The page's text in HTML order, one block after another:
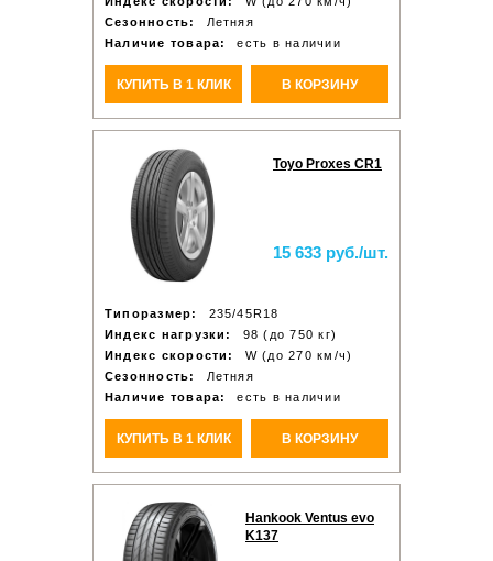
Сезонность:
Летняя
Наличие товара:
есть в наличии
КУПИТЬ В 1 КЛИК В КОРЗИНУ
Toyo Proxes CR1
15 633 руб./шт.
Типоразмер:
235/45R18
Индекс нагрузки:
98 (до 750 кг)
Индекс скорости:
W (до 270 км/ч)
Сезонность:
Летняя
Наличие товара:
есть в наличии
КУПИТЬ В 1 КЛИК В КОРЗИНУ
Hankook Ventus evo
K137